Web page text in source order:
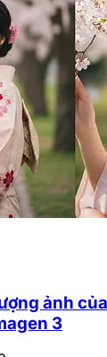
ảnh
3